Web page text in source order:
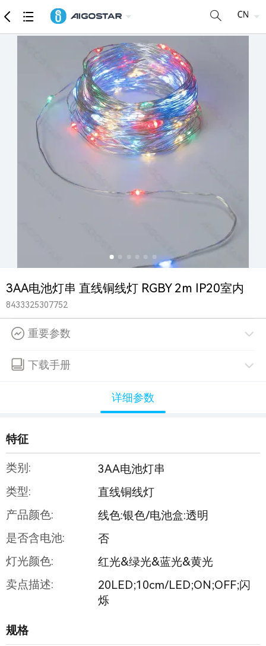
商品 详细参数 推荐
3AA电池灯串 直线铜线灯 RGBY 2m IP20室内
8433325307752
重要参数
下载手册
详细参数
特征
类别:
3AA电池灯串
类型:
直线铜线灯
产品颜色:
线色:银色/电池盒:透明
是否含电池:
否
灯光颜色:
红光&绿光&蓝光&黄光
卖点描述:
20LED;10cm/LED;ON;OFF;闪
烁
规格